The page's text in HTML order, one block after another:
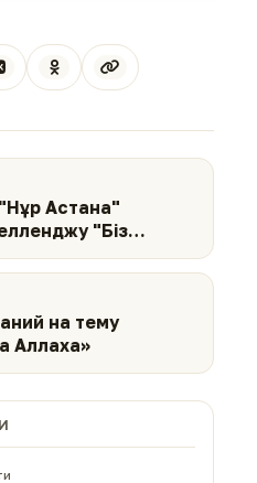
Астана"
"Біз
на тему
Аллаха»